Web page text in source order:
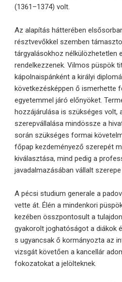
(1361–1374) volt.
Az alapítás hátterében
résztvevőkkel szemben
tárgyalásokhoz nélkülözhetetlen
rendelkezzenek. Vilmos püspök
kápolnaispánként a királyi
következésképpen ő ismerhette
egyetemmel járó előnyöket.
hozzájárulása is szükséges volt,
szerepvállalása mindössze a
során szükséges formai
főpap kezdeményező szerepét
kiválasztása, mind pedig a
javadalmazásában vállalt
A pécsi studium generale a
vette át. Élén a mindenkori
kezében összpontosult a
gyakorolt joghatóságot a diákok
s ugyancsak ő kormányozta az
vizsgát követően a kancellár
fokozatokat a jelölteknek.